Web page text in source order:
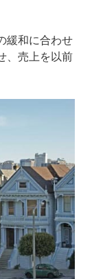
緩和に合わせ
、売上を以前